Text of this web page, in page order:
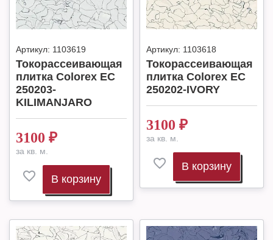
Артикул: 1103619
Токорассеивающая
плитка Colorex EC
250203-
KILIMANJARO
3100 ₽
за кв. м.
В корзину
Артикул: 1103618
Токорассеивающая
плитка Colorex EC
250202-IVORY
3100 ₽
за кв. м.
В корзину